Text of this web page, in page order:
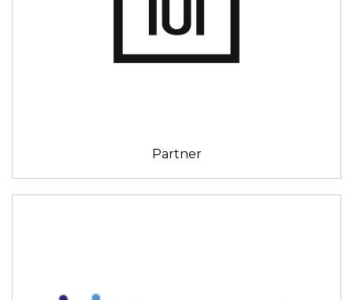
Partner